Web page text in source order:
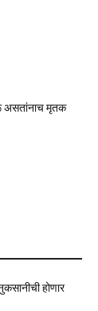
असतांनाच मृतक
नुकसानीची होणार